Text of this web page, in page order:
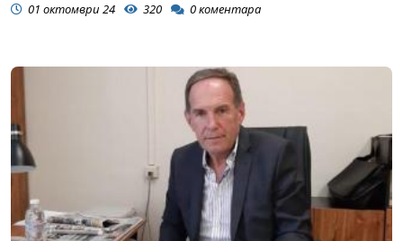
01 октомври 24 320 0коментара